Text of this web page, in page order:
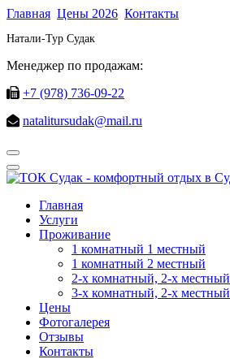
Главная Цены 2026 Контакты
Натали-Тур Судак
Менеджер по продажам:
+7 (978) 736-09-22
natalitursudak@mail.ru
Главная
Услуги
Проживание
1 комнатный 1 местный
1 комнатный 2 местный
2-х комнатный, 2-х местный
3-х комнатный, 2-х местный
Цены
Фотогалерея
Отзывы
Контакты